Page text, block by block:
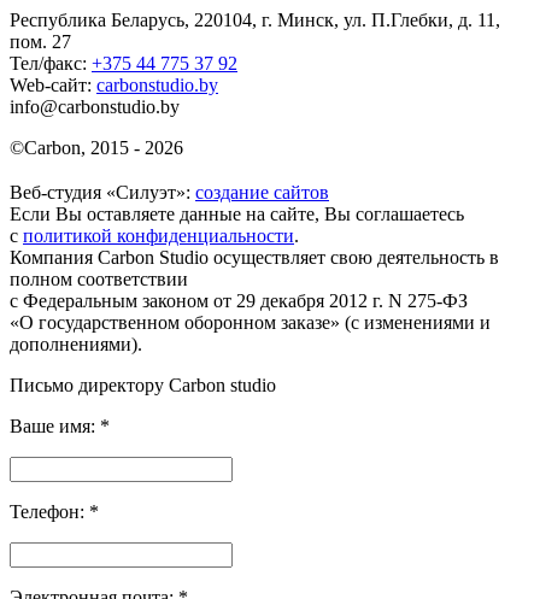
Республика Беларусь, 220104, г. Минск, ул. П.Глебки, д. 11,
пом. 27
Тел/факс: +375 44 775 37 92
Web-сайт: carbonstudio.by
info@carbonstudio.by
©Carbon, 2015 - 2026
Веб-студия «Силуэт»: создание сайтов
Если Вы оставляете данные на сайте, Вы соглашаетесь
с политикой конфиденциальности.
Компания Carbon Studio осуществляет свою деятельность в
полном соответствии
с Федеральным законом от 29 декабря 2012 г. N 275-ФЗ
«О государственном оборонном заказе» (с изменениями и
дополнениями).
Письмо директору Carbon studio
Ваше имя: *
Телефон: *